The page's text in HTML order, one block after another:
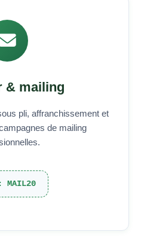
& mailing
pli, affranchissement et
de mailing
MAIL20